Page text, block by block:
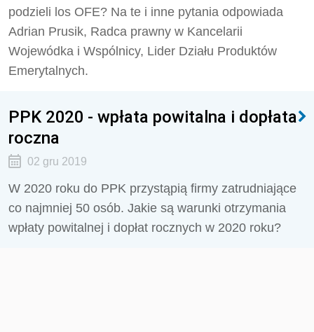
podzieli los OFE? Na te i inne pytania odpowiada
Adrian Prusik, Radca prawny w Kancelarii
Wojewódka i Wspólnicy, Lider Działu Produktów
Emerytalnych.
PPK 2020 - wpłata powitalna i dopłata
roczna
02 gru 2019
W 2020 roku do PPK przystąpią firmy zatrudniające
co najmniej 50 osób. Jakie są warunki otrzymania
wpłaty powitalnej i dopłat rocznych w 2020 roku?